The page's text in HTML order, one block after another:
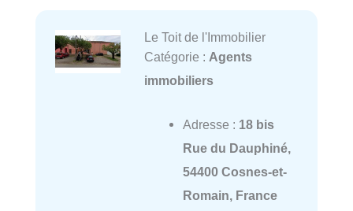
Le Toit de l'Immobilier
Catégorie : Agents
immobiliers
Adresse : 18 bis
Rue du Dauphiné,
54400 Cosnes-et-
Romain, France